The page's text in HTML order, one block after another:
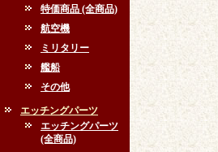
特価商品 (全商品)
航空機
ミリタリー
艦船
その他
エッチングパーツ
エッチングパーツ
(全商品)